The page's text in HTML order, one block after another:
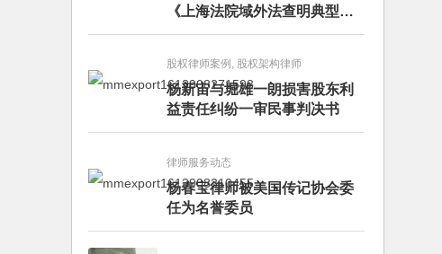
《上海法院域外法查明典型案
例》
股权律师案例, 股权架构律师
杨新宙与堀雄一朗损害股东利
益责任纠纷一审民事判决书
律师服务动态
杨春宝律师被美国传记协会委
任为名誉委员